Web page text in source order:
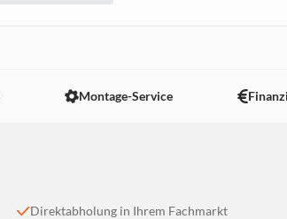
Montage-Service
Direktabholung in Ihrem Fachmarkt